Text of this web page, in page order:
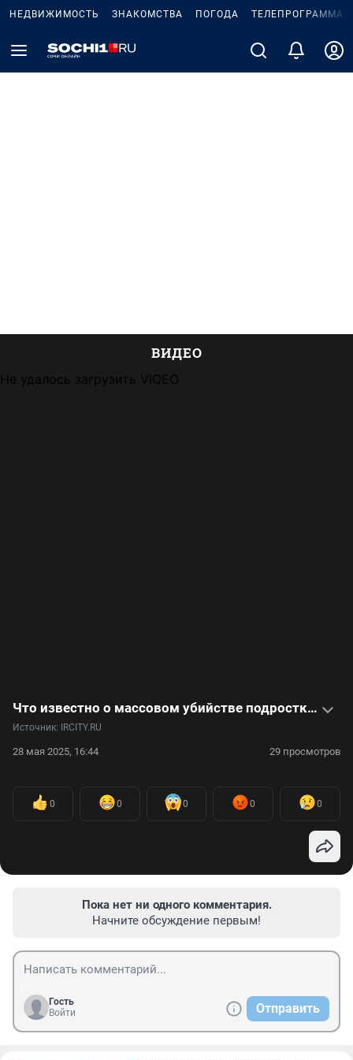
НЕДВИЖИМОСТЬ ЗНАКОМСТВА ПОГОДА ТЕЛЕПРОГРАММА
ВИДЕО
Не удалось загрузить VIQEO
Что известно о массовом убийстве подростков в Байкальске
Источник: IRCITY.RU
28 мая 2025, 16:44 29 просмотров
0 0 0 0 0
Пока нет ни одного комментария.
Начните обсуждение первым!
Гость
Войти
Отправить